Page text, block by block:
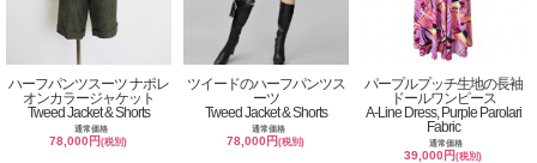
ハーフパンツスーツ ナポレ
オンカラージャケット
Tweed Jacket & Shorts
通常価格
78,000円(税別)
ツイードのハーフパンツス
ーツ
Tweed Jacket & Shorts
通常価格
78,000円(税別)
パープルプッチ生地の長袖
ドールワンピース
A-Line Dress, Purple Parolari
Fabric
通常価格
39,000円(税別)